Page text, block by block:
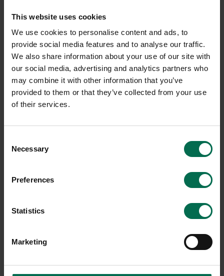
This website uses cookies
We use cookies to personalise content and ads, to
provide social media features and to analyse our traffic.
We also share information about your use of our site with
our social media, advertising and analytics partners who
may combine it with other information that you’ve
provided to them or that they’ve collected from your use
of their services.
Selection
Necessary
Preferences
Statistics
Marketing
Om varumärket
EFG är en ledande europeisk leverantör av
inredningslösningar för kontor och offentliga miljöer. På
Rekomo har vi ett brett utbud av begagnade möbler från
Ett bra konferensrum är hörnstenen på många arbetsplatser.